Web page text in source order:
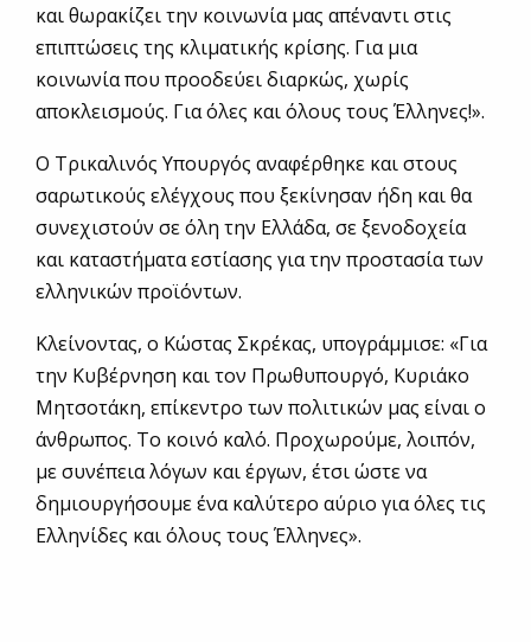
και θωρακίζει την κοινωνία μας απέναντι στις
επιπτώσεις της κλιματικής κρίσης. Για μια
κοινωνία που προοδεύει διαρκώς, χωρίς
αποκλεισμούς. Για όλες και όλους τους Έλληνες!».
Ο Τρικαλινός Υπουργός αναφέρθηκε και στους
σαρωτικούς ελέγχους που ξεκίνησαν ήδη και θα
συνεχιστούν σε όλη την Ελλάδα, σε ξενοδοχεία
και καταστήματα εστίασης για την προστασία των
ελληνικών προϊόντων.
Κλείνοντας, ο Κώστας Σκρέκας, υπογράμμισε: «Για
την Κυβέρνηση και τον Πρωθυπουργό, Κυριάκο
Μητσοτάκη, επίκεντρο των πολιτικών μας είναι ο
άνθρωπος. Το κοινό καλό. Προχωρούμε, λοιπόν,
με συνέπεια λόγων και έργων, έτσι ώστε να
δημιουργήσουμε ένα καλύτερο αύριο για όλες τις
Ελληνίδες και όλους τους Έλληνες».